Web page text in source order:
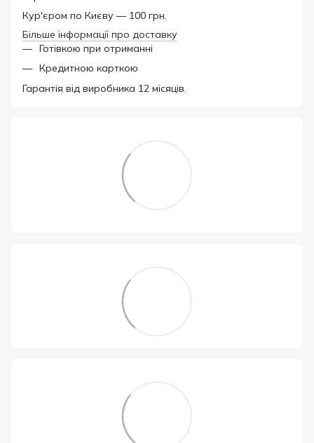
Кур'єром по Києву — 100 грн.
Більше інформації про доставку
Готівкою при отриманні
Кредитною карткою
Гарантія від виробника 12 місяців.